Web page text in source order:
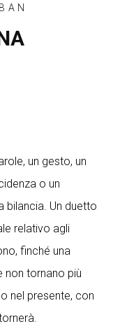
un gesto, un
o un
bilancia. Un duetto
relativo agli
finché una
non tornano più
nel presente, con